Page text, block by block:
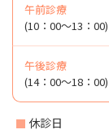
午前診療
(10：00～13：00)
午後診療
(14：00～18：00)
休診日